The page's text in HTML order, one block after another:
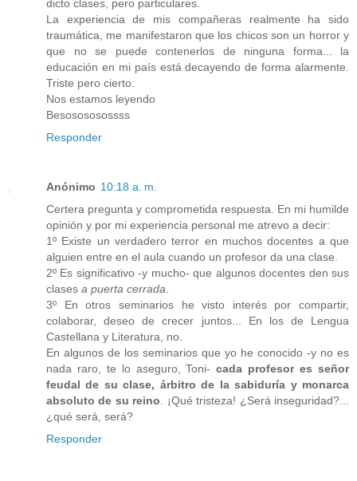
dicto clases, pero particulares.
La experiencia de mis compañeras realmente ha sido
traumática, me manifestaron que los chicos son un horror y
que no se puede contenerlos de ninguna forma... la
educación en mi país está decayendo de forma alarmente.
Triste pero cierto.
Nos estamos leyendo
Besosososossss
Responder
Anónimo 10:18 a. m.
Certera pregunta y comprometida respuesta. En mi humilde
opinión y por mi experiencia personal me atrevo a decir:
1º Existe un verdadero terror en muchos docentes a que
alguien entre en el aula cuando un profesor da una clase.
2º Es significativo -y mucho- que algunos docentes den sus
clases a puerta cerrada
3º En otros seminarios he visto interés por compartir,
colaborar, deseo de crecer juntos... En los de Lengua
Castellana y Literatura, no.
En algunos de los seminarios que yo he conocido -y no es
nada raro, te lo aseguro, Toni-cada profesor es señor
feudal de su clase, árbitro de la sabiduría y monarca
absoluto de su reino . ¡Qué tristeza! ¿Será inseguridad?...
¿qué será, será?
Responder